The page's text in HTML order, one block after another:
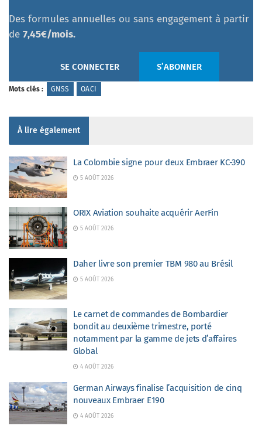
Des formules annuelles ou sans engagement à partir
de 7,45€/mois.
SE CONNECTER S’ABONNER
Mots clés : GNSS OACI
À lire également
La Colombie signe pour deux Embraer KC-390
5 AOÛT 2026
ORIX Aviation souhaite acquérir AerFin
5 AOÛT 2026
Daher livre son premier TBM 980 au Brésil
5 AOÛT 2026
Le carnet de commandes de Bombardier
bondit au deuxième trimestre, porté
notamment par la gamme de jets d’affaires
Global
4 AOÛT 2026
German Airways finalise l’acquisition de cinq
nouveaux Embraer E190
4 AOÛT 2026